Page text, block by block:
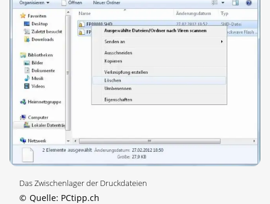
Das Zwischenlager der Druckdateien
© Quelle: PCtipp.ch